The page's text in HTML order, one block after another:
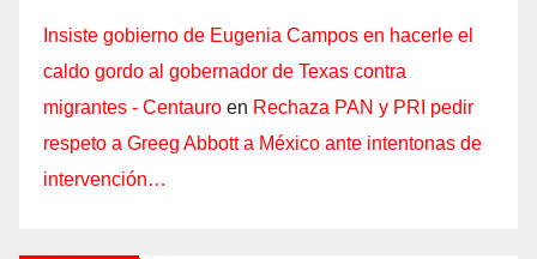
Insiste gobierno de Eugenia Campos en hacerle el
caldo gordo al gobernador de Texas contra
migrantes - Centauro en Rechaza PAN y PRI pedir
respeto a Greeg Abbott a México ante intentonas de
intervención…